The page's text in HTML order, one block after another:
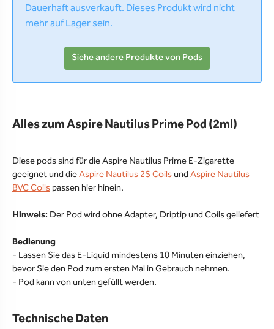
Dauerhaft ausverkauft. Dieses Produkt wird nicht
mehr auf Lager sein.
Siehe andere Produkte von Pods
Alles zum Aspire Nautilus Prime Pod (2ml)
Diese pods sind für die Aspire Nautilus Prime E-Zigarette
geeignet und dieAspire Nautilus 2S CoilsundAspire Nautilus
BVC Coilspassen hier hinein.
Hinweis: Der Pod wird ohne Adapter, Driptip und Coils geliefert
Bedienung
- Lassen Sie das E-Liquid mindestens 10 Minuten einziehen,
bevor Sie den Pod zum ersten Mal in Gebrauch nehmen.
- Pod kann von unten gefüllt werden.
Technische Daten